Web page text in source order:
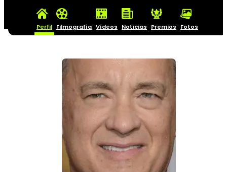
Perfil Filmografía Vídeos Noticias Premios Fotos